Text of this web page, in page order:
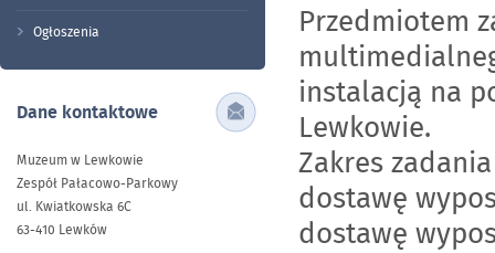
Ogłoszenia
Dane kontaktowe
Muzeum w Lewkowie
Zespół Pałacowo-Parkowy
ul. Kwiatkowska 6C
63-410 Lewków
Przedmiotem
instalacją na
Lewkowie.
Zakres
dostawę
dostawę